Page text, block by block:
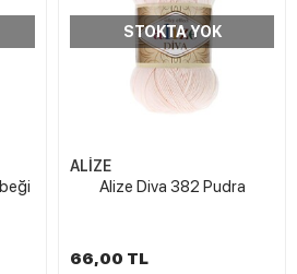
STOKTA YOK
ALİZE
Alize Diva 382 Pudra
66,00 TL